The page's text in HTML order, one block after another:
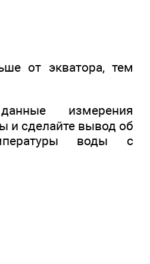
от экватора, тем
измерения
и сделайте вывод об
воды с